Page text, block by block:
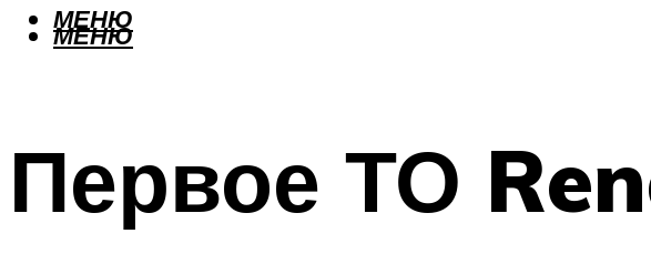
МЕНЮ
МЕНЮ
Первое ТО